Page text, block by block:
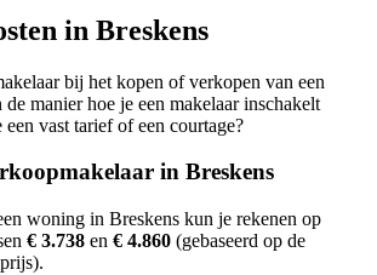
in Breskens
bij het kopen of verkopen van een
manier hoe je een makelaar inschakelt
vast tarief of een courtage?
in Breskens
woning in Breskens kun je rekenen op
€ 3.738 en € 4.860 (gebaseerd op de